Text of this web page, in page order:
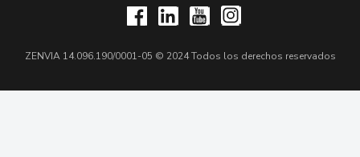
ZENVIA 14.096.190/0001-05 © 2024 Todos los derechos reservados